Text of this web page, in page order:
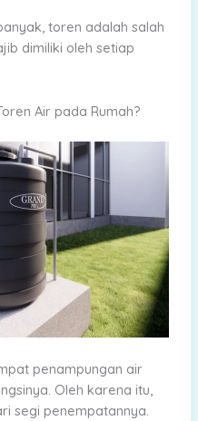
toren adalah salah
dimiliki oleh setiap
Air pada Rumah?
penampungan air
Oleh karena itu,
segi penempatannya.